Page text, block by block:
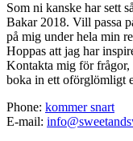
Som ni kanske har sett
Bakar 2018. Vill passa
på mig under hela min
Hoppas att jag har
Kontakta mig för frågor,
boka in ett oförglömligt
Phone: kommer snart
E-mail: